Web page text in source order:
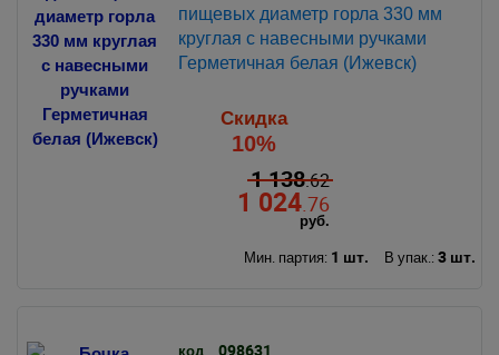
пищевых диаметр горла 330 мм
круглая с навесными ручками
Герметичная белая (Ижевск)
Скидка
10%
1 138.62
1 024.76
руб.
Мин. партия: 1 шт. В упак.: 3 шт.
код 098631